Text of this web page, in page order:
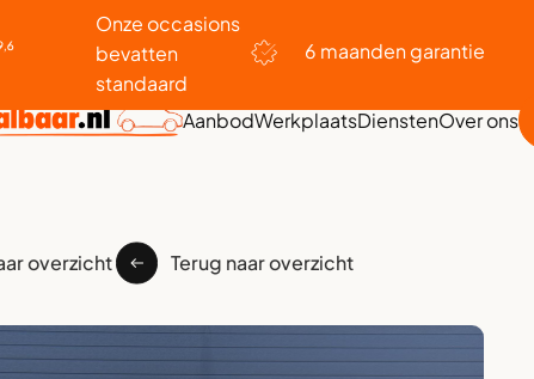
Onze occasions
bevatten
standaard
6 maanden garantie
AanbodWerkplaatsDienstenOver ons
overzicht Terug naar overzicht